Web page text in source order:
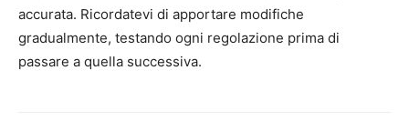
accurata. Ricordatevi di apportare modifiche
gradualmente, testando ogni regolazione prima di
passare a quella successiva.